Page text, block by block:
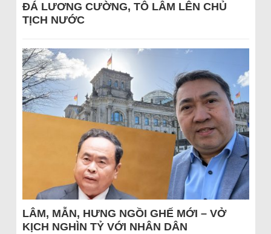
ĐÁ LƯƠNG CƯỜNG, TÔ LÂM LÊN CHỦ
TỊCH NƯỚC
LÂM, MẪN, HƯNG NGỒI GHẾ MỚI – VỞ
KỊCH NGHÌN TỶ VỚI NHÂN DÂN